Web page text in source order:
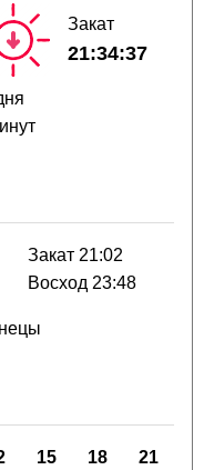
Закат
21:34:37
Закат 21:02
Восход 23:48
15 18
21